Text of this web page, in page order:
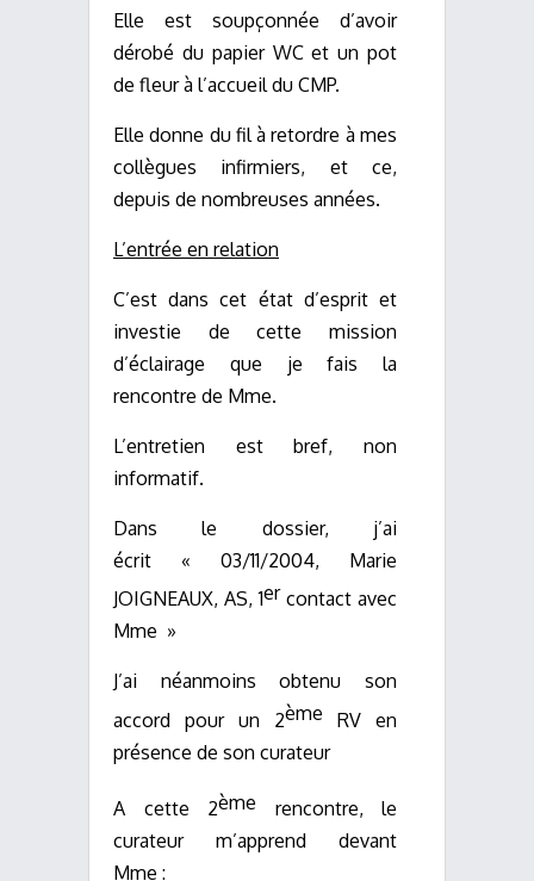
Elle est soupçonnée d’avoir
dérobé du papier WC et un pot
de fleur à l’accueil du CMP.
Elle donne du fil à retordre à mes
collègues infirmiers, et ce,
depuis de nombreuses années.
L’entrée en relation
C’est dans cet état d’esprit et
investie de cette mission
d’éclairage que je fais la
rencontre de Mme.
L’entretien est bref, non
informatif.
Dans le dossier, j’ai
écrit « 03/11/2004, Marie
JOIGNEAUX, AS, 1er contact avec
Mme »
J’ai néanmoins obtenu son
accord pour un 2ème RV en
présence de son curateur
A cette 2ème rencontre, le
curateur m’apprend devant
Mme :